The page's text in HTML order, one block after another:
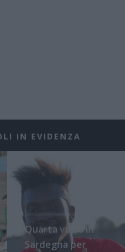
IN EVIDENZA
Quarta volta in
Sardegna per